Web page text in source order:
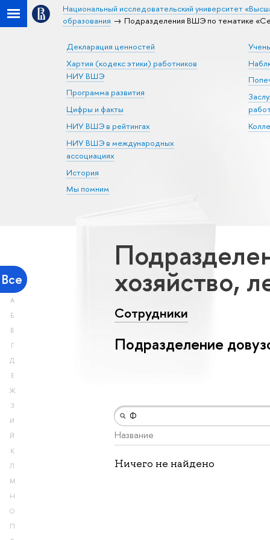
Национальный исследовательский университет
образования
Подразделения ВШЭ по тематике
Декларация ценностей
Хартия (кодекс этики) работников
НИУ ВШЭ
Программа развития
Цифры и факты
НИУ ВШЭ в рейтингах
НИУ ВШЭ в международных
ассоциациях
История
Мы помним
Все
А
Б
В
Г
Д
Е
Ж
З
И
Й
К
Л
М
Н
О
П
хозяйство,
Сотрудники
Подразделение
Название
Ничего не найдено